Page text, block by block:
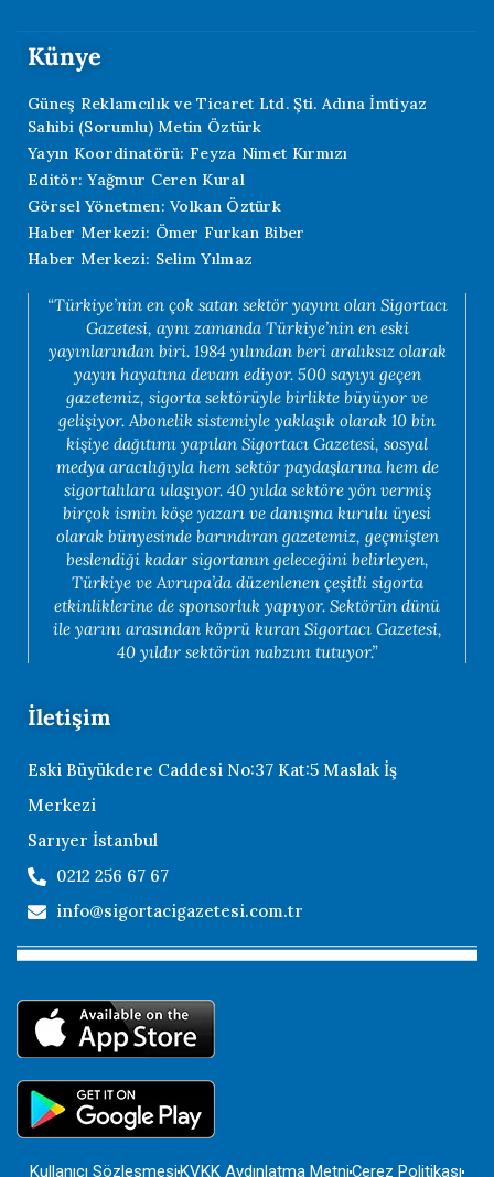
Künye
Güneş Reklamcılık ve Ticaret Ltd. Şti. Adına İmtiyaz
Sahibi (Sorumlu) Metin Öztürk
Yayın Koordinatörü: Feyza Nimet Kırmızı
Editör: Yağmur Ceren Kural
Görsel Yönetmen: Volkan Öztürk
Haber Merkezi: Ömer Furkan Biber
Haber Merkezi: Selim Yılmaz
“Türkiye’nin en çok satan sektör yayını olan Sigortacı
Gazetesi, aynı zamanda Türkiye’nin en eski
yayınlarından biri. 1984 yılından beri aralıksız olarak
yayın hayatına devam ediyor. 500 sayıyı geçen
gazetemiz, sigorta sektörüyle birlikte büyüyor ve
gelişiyor. Abonelik sistemiyle yaklaşık olarak 10 bin
kişiye dağıtımı yapılan Sigortacı Gazetesi, sosyal
medya aracılığıyla hem sektör paydaşlarına hem de
sigortalılara ulaşıyor. 40 yılda sektöre yön vermiş
birçok ismin köşe yazarı ve danışma kurulu üyesi
olarak bünyesinde barındıran gazetemiz, geçmişten
beslendiği kadar sigortanın geleceğini belirleyen,
Türkiye ve Avrupa’da düzenlenen çeşitli sigorta
etkinliklerine de sponsorluk yapıyor. Sektörün dünü
ile yarını arasından köprü kuran Sigortacı Gazetesi,
40 yıldır sektörün nabzını tutuyor.”
İletişim
Eski Büyükdere Caddesi No:37 Kat:5 Maslak İş
Merkezi
Sarıyer İstanbul
0212 256 67 67
info@sigortacigazetesi.com.tr
Kullanıcı SözleşmesiKVKK Aydınlatma MetniÇerez Politikası